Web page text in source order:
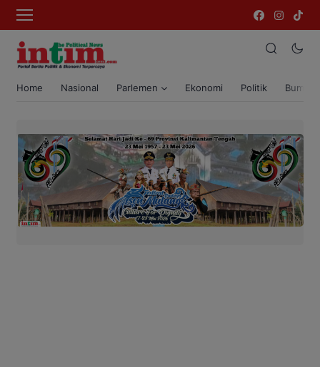
Home Nasional Parlemen Ekonomi Politik Bumi